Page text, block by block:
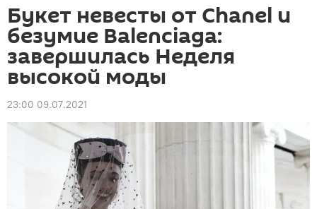
Букет невесты от Chanel и
безумие Balenciaga:
завершилась Неделя
высокой моды
23:00 09.07.2021